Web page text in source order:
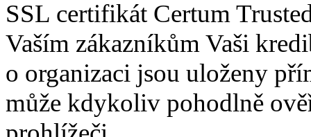
SSL certifikát Certum
Vaším zákazníkům Vaši
o organizaci jsou uloženy
může kdykoliv pohodlně